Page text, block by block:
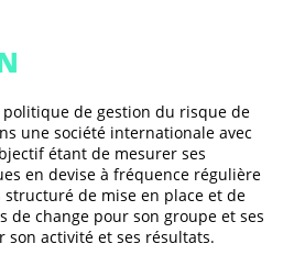
politique de gestion du risque de
une société internationale avec
étant de mesurer ses
en devise à fréquence régulière
structuré de mise en place et de
de change pour son groupe et ses
son activité et ses résultats.